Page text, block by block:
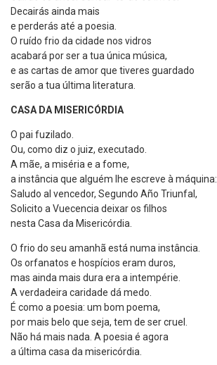
Decairás ainda mais
e perderás até a poesia.
O ruído frio da cidade nos vidros
acabará por ser a tua única música,
e as cartas de amor que tiveres guardado
serão a tua última literatura.
CASA DA MISERICÓRDIA
O pai fuzilado.
Ou, como diz o juiz, executado.
A mãe, a miséria e a fome,
a instância que alguém lhe escreve à máquina:
Saludo al vencedor, Segundo Año Triunfal,
Solicito a Vuecencia deixar os filhos
nesta Casa da Misericórdia.
O frio do seu amanhã está numa instância.
Os orfanatos e hospícios eram duros,
mas ainda mais dura era a intempérie.
A verdadeira caridade dá medo.
É como a poesia: um bom poema,
por mais belo que seja, tem de ser cruel.
Não há mais nada. A poesia é agora
a última casa da misericórdia.